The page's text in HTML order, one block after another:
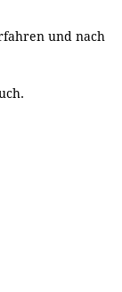
und nach